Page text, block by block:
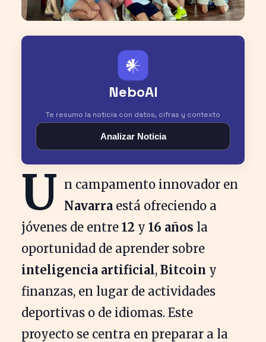
𒀭
NeboAI
Te resumo la noticia con datos, cifras y contexto
Analizar Noticia
U n campamento innovador en
Navarra está ofreciendo a
jóvenes de entre 12 y 16 años la
oportunidad de aprender sobre
inteligencia artificial, Bitcoin y
finanzas, en lugar de actividades
deportivas o de idiomas. Este
proyecto se centra en preparar a la